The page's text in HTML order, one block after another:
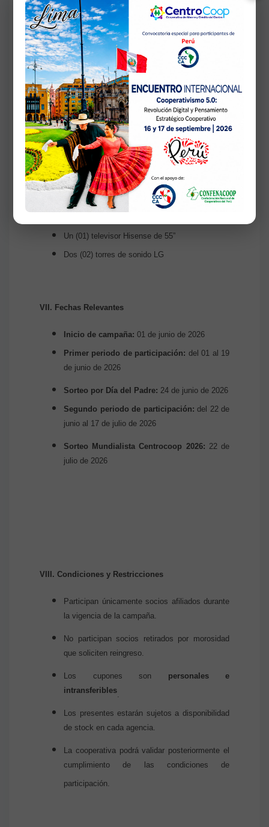
Premios:
Un (01) scooter eléctrico
Un (01) televisor LG de 55”
Un (01) televisor Hisense de 55”
Dos (02) torres de sonido LG
Sorteo Mundialista Centrocoop 2026
Fecha:22 de julio de 2026
Premios:
Un (01) scooter eléctrico
Un (01) televisor Hisense de 55”
Dos (02) torres de sonido LG
VII. Fechas Relevantes
Inicio de campaña: 01 de junio de 2026
Primer periodo de participación: del 01 al 19
de junio de 2026
Sorteo por Día del Padre: 24 de junio de 2026
Segundo periodo de participación: del 22 de
junio al 17 de julio de 2026
Sorteo Mundialista Centrocoop 2026: 22 de
julio de 2026
VIII. Condiciones y Restricciones
Participan únicamente socios afiliados durante
la vigencia de la campaña.
No participan socios retirados por morosidad
que soliciten reingreso.
Los cupones son personales e
intransferibles.
Los presentes estarán sujetos a disponibilidad
de stock en cada agencia.
La cooperativa podrá validar posteriormente el
cumplimiento de las condiciones de
participación.